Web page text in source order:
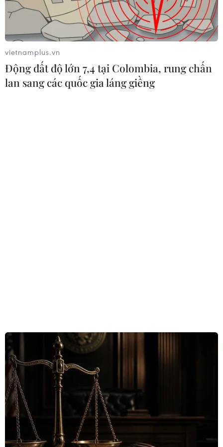
nhập khẩu hàng hóa sản xuất bằng lao động
cưỡng bức.
Trên cơ sở đó, USTR đề xuất áp thuế bổ sung
12,5% đối với các nền kinh tế chưa có cơ chế
cấm nhập khẩu phù hợp; trong khi nhóm đã có,
đã cam kết hoặc đã triển khai một phần cơ chế
này có thể chịu mức thuế thấp hơn, khoảng
10%.
vietnamplus.vn
Động đất độ lớn 7,4 tại Colombia, rung chấn
lan sang các quốc gia láng giềng